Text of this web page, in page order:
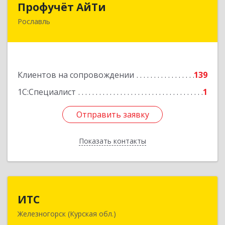
Профучёт АйТи
Рославль
Клиентов на сопровождении
139
1С:Специалист
1
Отправить заявку
Показать контакты
216500, Смоленская обл, Рославльский р-н,
Отправить заявку
Назад
ИТС
Железногорск (Курская обл.)
307178, Курская обл, Железногорск г,